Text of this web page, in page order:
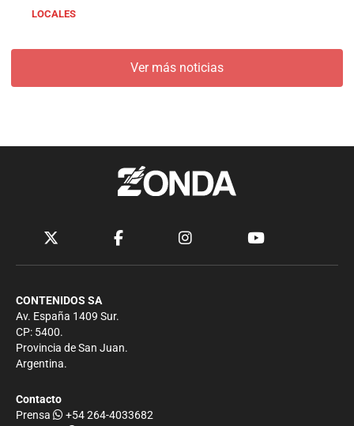
LOCALES
Ver más noticias
CONTENIDOS SA
Av. España 1409 Sur.
CP: 5400.
Provincia de San Juan.
Argentina.
Contacto
Prensa
+54 264-4033682